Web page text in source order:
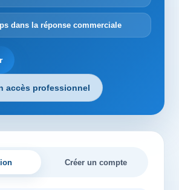
dans la réponse commerciale
accès professionnel
Créer un compte